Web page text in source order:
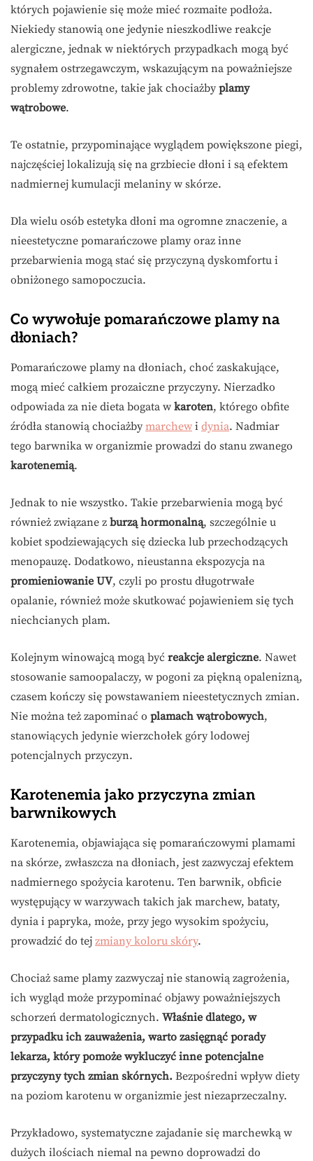
których pojawienie się może mieć rozmaite podłoża.
Niekiedy stanowią one jedynie nieszkodliwe reakcje
alergiczne, jednak w niektórych przypadkach mogą być
sygnałem ostrzegawczym, wskazującym na poważniejsze
problemy zdrowotne, takie jak chociażby plamy
wątrobowe.
Te ostatnie, przypominające wyglądem powiększone piegi,
najczęściej lokalizują się na grzbiecie dłoni i są efektem
nadmiernej kumulacji melaniny w skórze.
Dla wielu osób estetyka dłoni ma ogromne znaczenie, a
nieestetyczne pomarańczowe plamy oraz inne
przebarwienia mogą stać się przyczyną dyskomfortu i
obniżonego samopoczucia.
Co wywołuje pomarańczowe plamy na
dłoniach?
Pomarańczowe plamy na dłoniach, choć zaskakujące,
mogą mieć całkiem prozaiczne przyczyny. Nierzadko
odpowiada za nie dieta bogata w karoten, którego obfite
źródła stanowią chociażby marchew i dynia. Nadmiar
tego barwnika w organizmie prowadzi do stanu zwanego
karotenemią.
Jednak to nie wszystko. Takie przebarwienia mogą być
również związane z burzą hormonalną, szczególnie u
kobiet spodziewających się dziecka lub przechodzących
menopauzę. Dodatkowo, nieustanna ekspozycja na
promieniowanie UV, czyli po prostu długotrwałe
opalanie, również może skutkować pojawieniem się tych
niechcianych plam.
Kolejnym winowajcą mogą być reakcje alergiczne. Nawet
stosowanie samoopalaczy, w pogoni za piękną opalenizną,
czasem kończy się powstawaniem nieestetycznych zmian.
Nie można też zapominać o plamach wątrobowych,
stanowiących jedynie wierzchołek góry lodowej
potencjalnych przyczyn.
Karotenemia jako przyczyna zmian
barwnikowych
Karotenemia, objawiająca się pomarańczowymi plamami
na skórze, zwłaszcza na dłoniach, jest zazwyczaj efektem
nadmiernego spożycia karotenu. Ten barwnik, obficie
występujący w warzywach takich jak marchew, bataty,
dynia i papryka, może, przy jego wysokim spożyciu,
prowadzić do tej zmiany koloru skóry.
Chociaż same plamy zazwyczaj nie stanowią zagrożenia,
ich wygląd może przypominać objawy poważniejszych
schorzeń dermatologicznych. Właśnie dlatego, w
przypadku ich zauważenia, warto zasięgnąć porady
lekarza, który pomoże wykluczyć inne potencjalne
przyczyny tych zmian skórnych. Bezpośredni wpływ diety
na poziom karotenu w organizmie jest niezaprzeczalny.
Przykładowo, systematyczne zajadanie się marchewką w
dużych ilościach niemal na pewno doprowadzi do